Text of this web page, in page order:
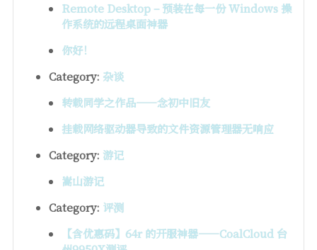
Remote Desktop – 预装在每一份 Windows 操
作系统的远程桌面神器
你好！
Category: 杂谈
转载同学之作品——念初中旧友
挂载网络驱动器导致的文件资源管理器无响应
Category: 游记
嵩山游记
Category: 评测
【含优惠码】64r 的开服神器——CoalCloud 台